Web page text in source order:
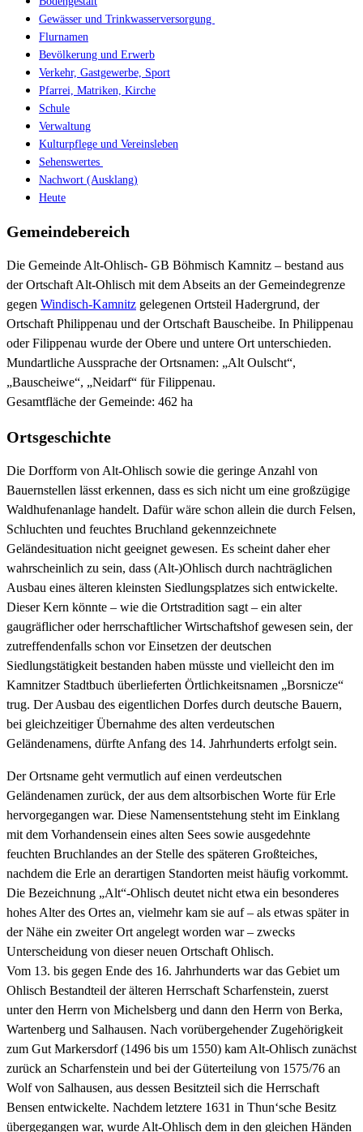
Gewässer und Trinkwasserversorgung
Flurnamen
Bevölkerung und Erwerb
Verkehr, Gastgewerbe, Sport
Pfarrei, Matriken, Kirche
Schule
Verwaltung
Kulturpflege und Vereinsleben
Sehenswertes
Nachwort (Ausklang)
Heute
Gemeindebereich
Die Gemeinde Alt-Ohlisch- GB Böhmisch Kamnitz – bestand aus
der Ortschaft Alt-Ohlisch mit dem Abseits an der Gemeindegrenze
gegen Windisch-Kamnitz gelegenen Ortsteil Hadergrund, der
Ortschaft Philippenau und der Ortschaft Bauscheibe. In Philippenau
oder Filippenau wurde der Obere und untere Ort unterschieden.
Mundartliche Aussprache der Ortsnamen: „Alt Oulscht“,
„Bauscheiwe“, „Neidarf“ für Filippenau.
Gesamtfläche der Gemeinde: 462 ha
Ortsgeschichte
Die Dorfform von Alt-Ohlisch sowie die geringe Anzahl von
Bauernstellen lässt erkennen, dass es sich nicht um eine großzügige
Waldhufenanlage handelt. Dafür wäre schon allein die durch Felsen,
Schluchten und feuchtes Bruchland gekennzeichnete
Geländesituation nicht geeignet gewesen. Es scheint daher eher
wahrscheinlich zu sein, dass (Alt-)Ohlisch durch nachträglichen
Ausbau eines älteren kleinsten Siedlungsplatzes sich entwickelte.
Dieser Kern könnte – wie die Ortstradition sagt – ein alter
gaugräflicher oder herrschaftlicher Wirtschaftshof gewesen sein, der
zutreffendenfalls schon vor Einsetzen der deutschen
Siedlungstätigkeit bestanden haben müsste und vielleicht den im
Kamnitzer Stadtbuch überlieferten Örtlichkeitsnamen „Borsnicze“
trug. Der Ausbau des eigentlichen Dorfes durch deutsche Bauern,
bei gleichzeitiger Übernahme des alten verdeutschen
Geländenamens, dürfte Anfang des 14. Jahrhunderts erfolgt sein.
Der Ortsname geht vermutlich auf einen verdeutschen
Geländenamen zurück, der aus dem altsorbischen Worte für Erle
hervorgegangen war. Diese Namensentstehung steht im Einklang
mit dem Vorhandensein eines alten Sees sowie ausgedehnte
feuchten Bruchlandes an der Stelle des späteren Großteiches,
nachdem die Erle an derartigen Standorten meist häufig vorkommt.
Die Bezeichnung „Alt“-Ohlisch deutet nicht etwa ein besonderes
hohes Alter des Ortes an, vielmehr kam sie auf – als etwas später in
der Nähe ein zweiter Ort angelegt worden war – zwecks
Unterscheidung von dieser neuen Ortschaft Ohlisch.
Vom 13. bis gegen Ende des 16. Jahrhunderts war das Gebiet um
Ohlisch Bestandteil der älteren Herrschaft Scharfenstein, zuerst
unter den Herrn von Michelsberg und dann den Herrn von Berka,
Wartenberg und Salhausen. Nach vorübergehender Zugehörigkeit
zum Gut Markersdorf (1496 bis um 1550) kam Alt-Ohlisch zunächst
zurück an Scharfenstein und bei der Güterteilung von 1575/76 an
Wolf von Salhausen, aus dessen Besitzteil sich die Herrschaft
Bensen entwickelte. Nachdem letztere 1631 in Thun‘sche Besitz
übergegangen war, wurde Alt-Ohlisch dem in den gleichen Händen